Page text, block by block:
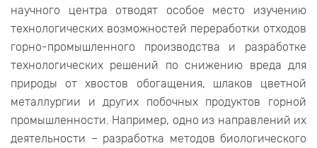
научного центра отводят особое место изучению
технологических возможностей переработки отходов
горно-промышленного производства и разработке
технологических решений по снижению вреда для
природы от хвостов обогащения, шлаков цветной
металлургии и других побочных продуктов горной
промышленности. Например, одно из направлений их
деятельности – разработка методов биологического